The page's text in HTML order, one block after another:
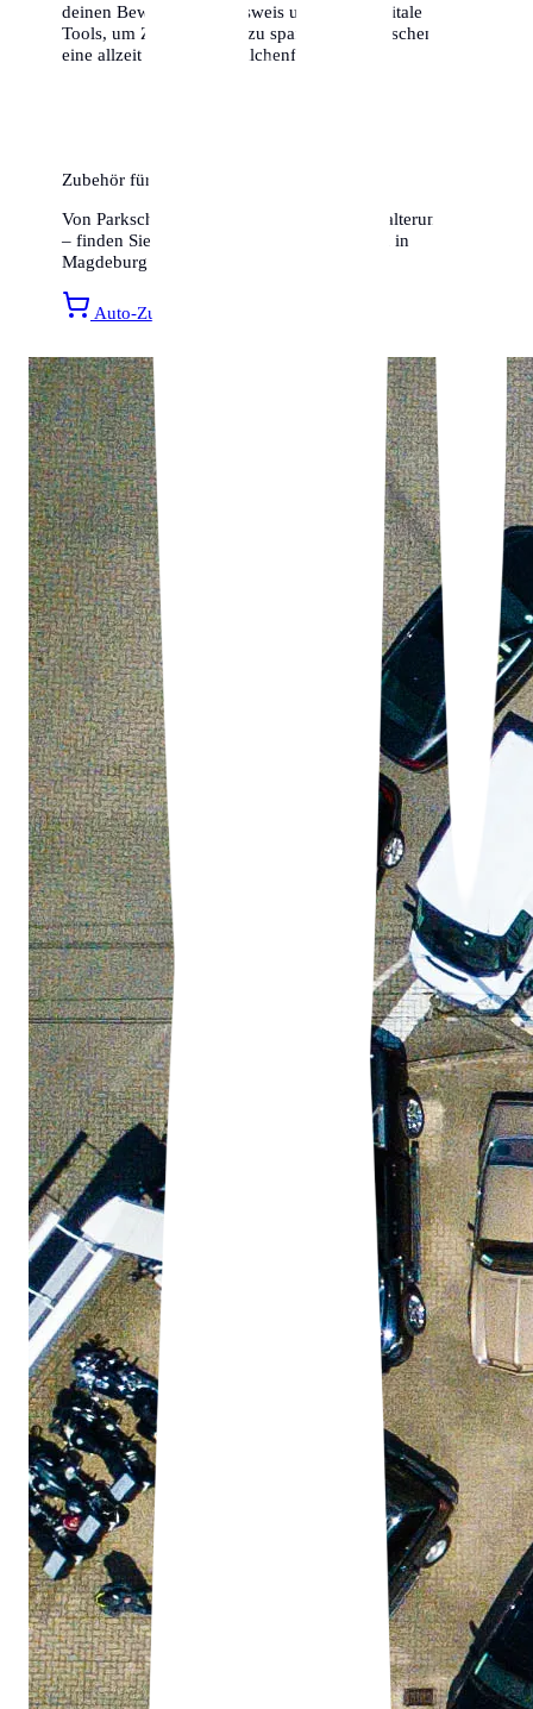
deinen Bewohnerparkausweis und nutze digitale
Tools, um Zeit und Geld zu sparen. Wir wünschen dir
eine allzeit gute und knöllchenfreie Fahrt!
Zubehör für Ihr Auto
Von Parkscheiben bis hin zu Smartphone-Halterungen
– finden Sie alles für ein entspanntes Fahren in
Magdeburg bei Amazon.
Auto-Zubehör entdecken »